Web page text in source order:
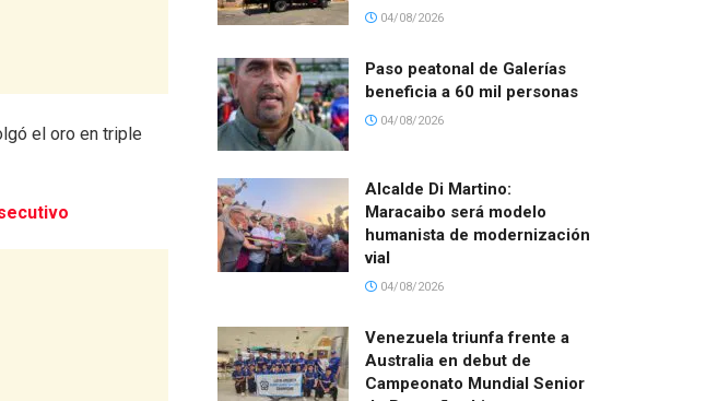
el oro en triple
04/08/2026
Paso peatonal de Galerías
beneficia a 60 mil personas
04/08/2026
Alcalde Di Martino:
Maracaibo será modelo
humanista de modernización
vial
04/08/2026
Venezuela triunfa frente a
Australia en debut de
Campeonato Mundial Senior